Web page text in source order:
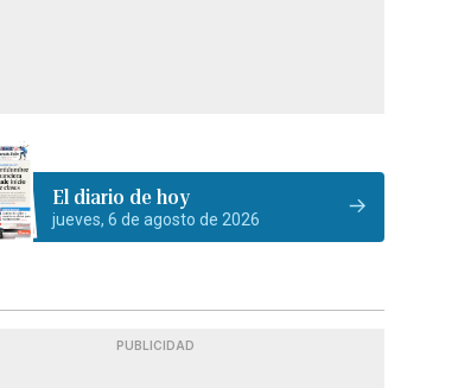
El diario de hoy
jueves, 6 de agosto de 2026
PUBLICIDAD